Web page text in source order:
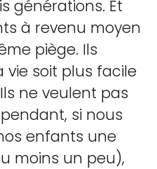
générations. Et
à revenu moyen
piège. Ils
vie soit plus facile
ne veulent pas
si nous
enfants une
moins un peu),